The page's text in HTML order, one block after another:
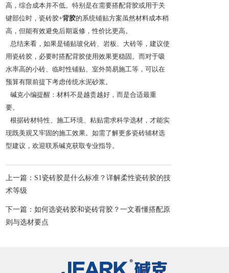
高，综合成本并不低。特别是在需要搭配背胶或用于关
键部位时，瓷砖胶+背胶的系统铺贴方案虽然材料成本稍
高，但能有效避免后期返修，性价比更高。
总结来看，如果是铺贴玻化砖、岩板、大砖等，建议使
用瓷砖胶，必要时搭配背胶使用效果更稳固。而对于吸
水率高的小砖、临时性铺贴、室外简易施工等，可以在
预算有限前提下考虑传统水泥砂浆。
碱克小编提醒：材料不是越贵越好，而是合适最重
要。
根据砖材特性、施工环境、粘贴需求科学选材，才能实
现既美观又牢固的施工效果。如需了解更多瓷砖辅材选
型建议，欢迎联系碱克获取专业指导。
上一篇：S1瓷砖胶是什么标准？详解柔性瓷砖胶的技
术等级
下一篇：如何选瓷砖胶和瓷砖背胶？一文看懂搭配原
则与选材要点